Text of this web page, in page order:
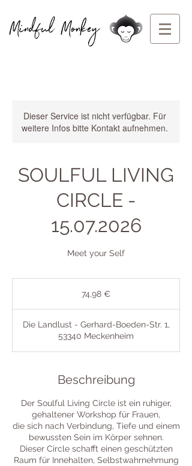
Dieser Service ist nicht verfügbar. Für
weitere Infos bitte Kontakt aufnehmen.
SOULFUL LIVING
CIRCLE -
15.07.2026
Meet your Self
74,98 €
Die Landlust - Gerhard-Boeden-Str. 1,
53340 Meckenheim
Beschreibung
Der Soulful Living Circle ist ein ruhiger,
gehaltener Workshop für Frauen,
die sich nach Verbindung, Tiefe und einem
bewussten Sein im Körper sehnen.
Dieser Circle schafft einen geschützten
Raum für Innehalten, Selbstwahrnehmung